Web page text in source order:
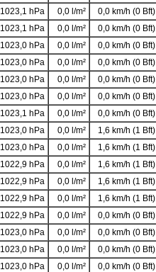
1023,1 hPa 0,0 l/m² 0,0 km/h (0 Bft)
1023,1 hPa 0,0 l/m² 0,0 km/h (0 Bft)
1023,0 hPa 0,0 l/m² 0,0 km/h (0 Bft)
1023,0 hPa 0,0 l/m² 0,0 km/h (0 Bft)
1023,0 hPa 0,0 l/m² 0,0 km/h (0 Bft)
1023,0 hPa 0,0 l/m² 0,0 km/h (0 Bft)
1023,1 hPa 0,0 l/m² 0,0 km/h (0 Bft)
1023,0 hPa 0,0 l/m² 1,6 km/h (1 Bft)
1023,0 hPa 0,0 l/m² 1,6 km/h (1 Bft)
1022,9 hPa 0,0 l/m² 1,6 km/h (1 Bft)
1022,9 hPa 0,0 l/m² 1,6 km/h (1 Bft)
1022,9 hPa 0,0 l/m² 1,6 km/h (1 Bft)
1022,9 hPa 0,0 l/m² 0,0 km/h (0 Bft)
1023,0 hPa 0,0 l/m² 0,0 km/h (0 Bft)
1023,0 hPa 0,0 l/m² 0,0 km/h (0 Bft)
1023,0 hPa 0,0 l/m² 0,0 km/h (0 Bft)